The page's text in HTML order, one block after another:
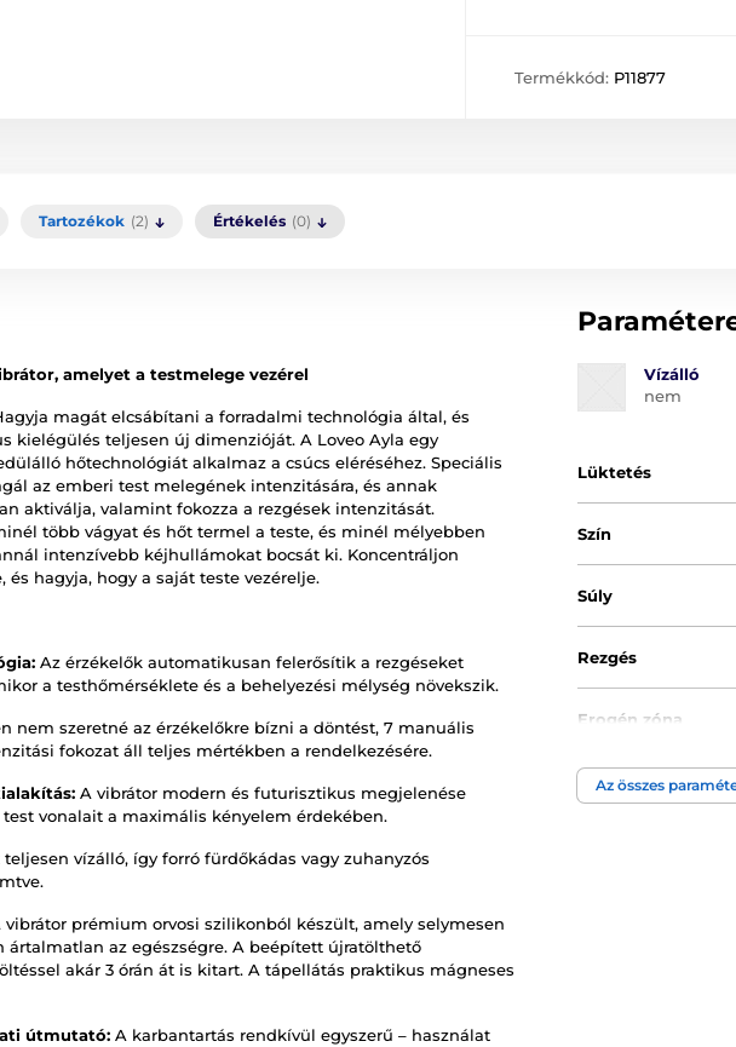
Termékkód: P11877
Tartozékok (2) Értékelés (0)
amelyet a testmelege vezérel
magát elcsábítani a forradalmi technológia által, és
kielégülés teljesen új dimenzióját. A Loveo Ayla egy
hőtechnológiát alkalmaz a csúcs eléréséhez. Speciális
az emberi test melegének intenzitására, és annak
aktiválja, valamint fokozza a rezgések intenzitását.
több vágyat és hőt termel a teste, és minél mélyebben
intenzívebb kéjhullámokat bocsát ki. Koncentráljon
és hagyja, hogy a saját teste vezérelje.
Az érzékelők automatikusan felerősítik a rezgéseket
a testhőmérséklete és a behelyezési mélység növekszik.
nem szeretné az érzékelőkre bízni a döntést, 7 manuális
fokozat áll teljes mértékben a rendelkezésére.
A vibrátor modern és futurisztikus megjelenése
vonalait a maximális kényelem érdekében.
vízálló, így forró fürdőkádas vagy zuhanyzós
vibrátor prémium orvosi szilikonból készült, amely selymesen
ártalmatlan az egészségre. A beépített újratölthető
akár 3 órán át is kitart. A tápellátás praktikus mágneses
útmutató: A karbantartás rendkívül egyszerű – használat
Vízálló
nem
Lüktetés
Szín
Súly
Rezgés
Erogén zóna
Tápegység
Az összes